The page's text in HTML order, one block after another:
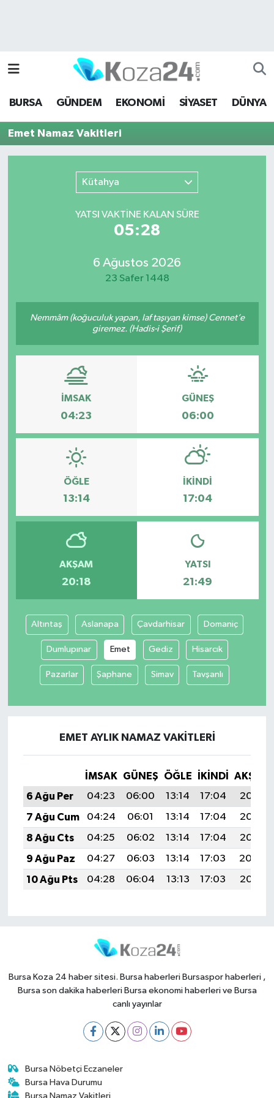
BURSA GÜNDEM EKONOMİ SİYASET DÜNYA
Emet Namaz Vakitleri
Kütahya
YATSI VAKTİNE KALAN SÜRE
05:28
6 Ağustos 2026
23 Safer 1448
Nemmâm (koğuculuk yapan, laf taşıyan kimse) Cennet’e
giremez. (Hadis-i Şerif)
İMSAK
04:23
GÜNEŞ
06:00
ÖĞLE
13:14
İKINDI
17:04
AKŞAM
20:18
YATSI
21:49
Altıntaş Aslanapa Çavdarhisar Domaniç
Dumlupınar Emet Gediz Hisarcık
Pazarlar Şaphane Simav Tavşanlı
EMET AYLIK NAMAZ VAKITLERI
İMSAK GÜNEŞ ÖĞLE İKINDI
AKŞAM
6 Ağu Per
04:23 06:00 13:14 17:04
20:18
7 Ağu Cum
04:24 06:01 13:14 17:04
20:17
8 Ağu Cts
04:25 06:02 13:14 17:04
20:15
9 Ağu Paz
04:27 06:03 13:14 17:03
20:14
10 Ağu Pts
04:28 06:04 13:13 17:03 20:13
Bursa Koza 24 haber sitesi. Bursa haberleri Bursaspor haberleri ,
Bursa son dakika haberleri Bursa ekonomi haberleri ve Bursa
canlı yayınlar
Bursa Nöbetçi Eczaneler
Bursa Hava Durumu
Bursa Namaz Vakitleri
Bursa Hava Durumu
Bursa Namaz Vakitleri
Bursa Trafik Yoğunluk Haritası
Süper Lig Puan Durumu ve Fikstür
Son Dakika Haberleri